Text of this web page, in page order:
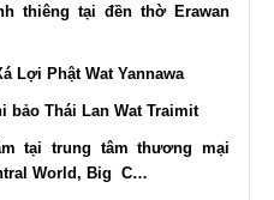
thiêng tại đền thờ Erawan
Lợi Phật Wat Yannawa
bảo Thái Lan Wat Traimit
tại trung tâm thương mại
World, Big C…